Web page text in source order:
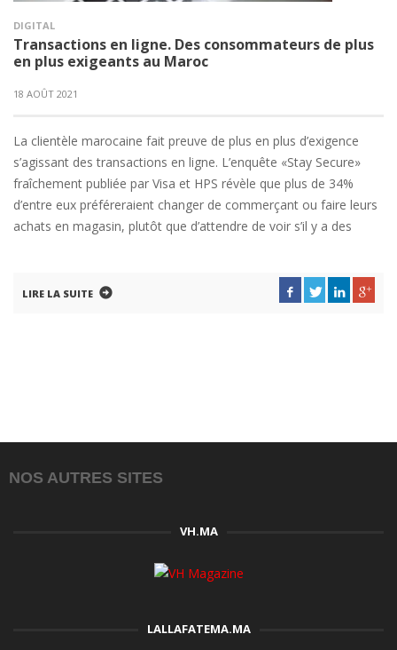
DIGITAL
Transactions en ligne. Des consommateurs de plus
en plus exigeants au Maroc
18 AOÛT 2021
La clientèle marocaine fait preuve de plus en plus d’exigence
s’agissant des transactions en ligne. L’enquête «Stay Secure»
fraîchement publiée par Visa et HPS révèle que plus de 34%
d’entre eux préféreraient changer de commerçant ou faire leurs
achats en magasin, plutôt que d’attendre de voir s’il y a des
LIRE LA SUITE
NOS AUTRES SITES
VH.MA
LALLAFATEMA.MA